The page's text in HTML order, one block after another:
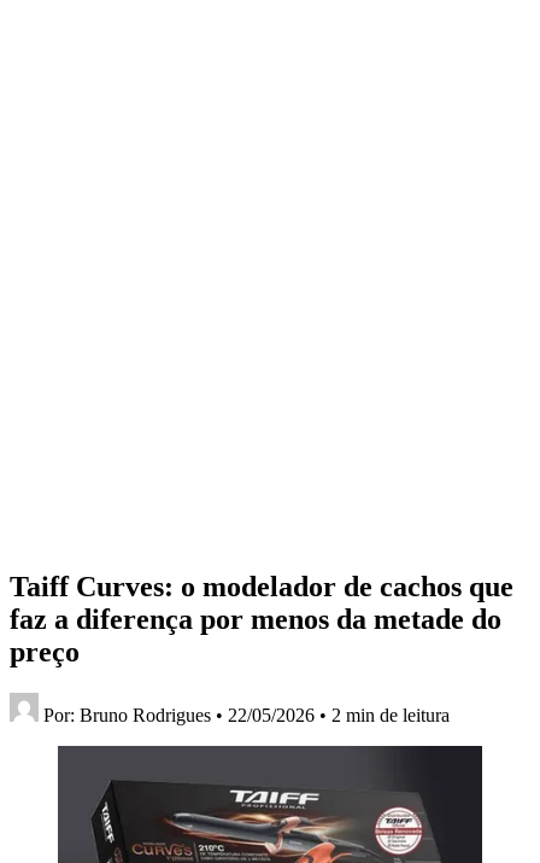
Taiff Curves: o modelador de cachos que
faz a diferença por menos da metade do
preço
Por: Bruno Rodrigues • 22/05/2026 • 2 min de leitura